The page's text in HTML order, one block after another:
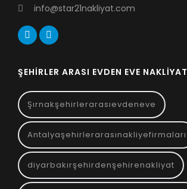
info@star21nakliyat.com
ŞEHIRLER ARASI EVDEN EVE NAKLIYAT
Şırnakşehirlerarasıevdeneve
Antalyaşehirlerarasınakliyefirmaları
diyarbakırşehirdenşehirenakliyat